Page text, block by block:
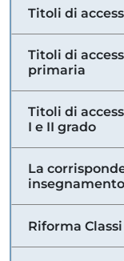
Titoli di
Titoli di
primaria
Titoli di
I e II grado
La
insegnamento
Riforma